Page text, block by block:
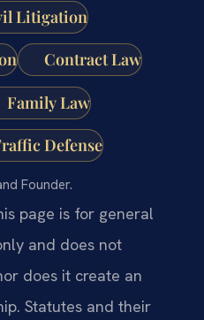
Litigation
Contract Law
Family Law
Defense
Founder.
page is for general
and does not
does it create an
Statutes and their